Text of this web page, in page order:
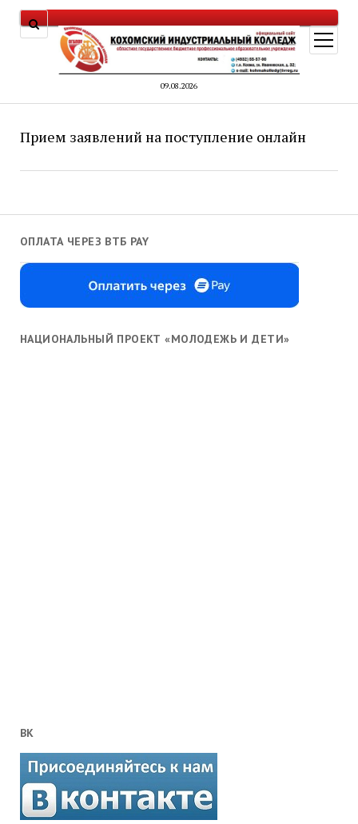
09.08.2026
меню
ОПЛАТА ЧЕРЕЗ ВТБ PAY
НАЦИОНАЛЬНЫЙ ПРОЕКТ «МОЛОДЕЖЬ И ДЕТИ»
ВК
Прием заявлений на поступление онлайн